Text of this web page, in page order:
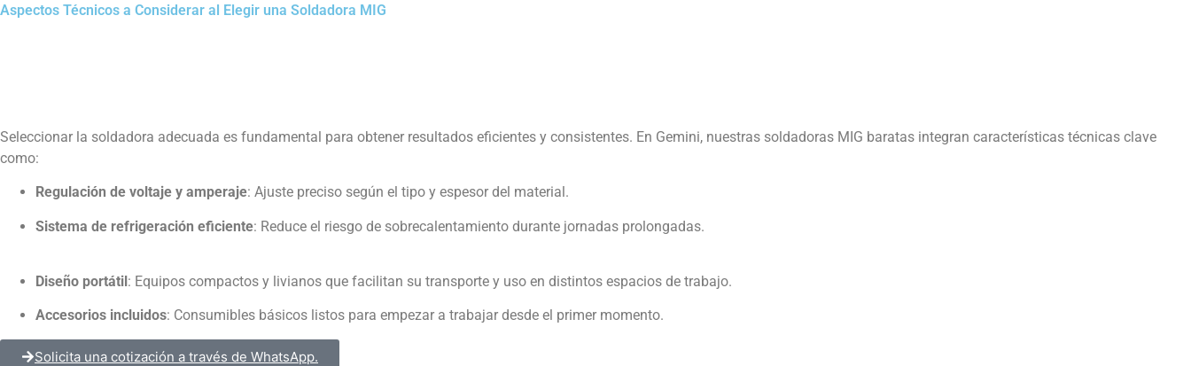
Aspectos Técnicos a Considerar al Elegir una Soldadora MIG
Seleccionar la soldadora adecuada es fundamental para obtener resultados eficientes y consistentes. En Gemini, nuestras soldadoras MIG baratas integran características técnicas clave
como:
Regulación de voltaje y amperaje: Ajuste preciso según el tipo y espesor del material.
Sistema de refrigeración eficiente: Reduce el riesgo de sobrecalentamiento durante jornadas prolongadas.
Diseño portátil: Equipos compactos y livianos que facilitan su transporte y uso en distintos espacios de trabajo.
Accesorios incluidos: Consumibles básicos listos para empezar a trabajar desde el primer momento.
Solicita una cotización a través de WhatsApp.